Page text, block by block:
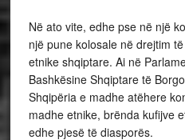
Në ato vite, edhe pse në një
një pune kolosale në drejtim
etnike shqiptare. Ai në
Bashkësine Shqiptare të
Shqipëria e madhe atëhere
madhe etnike, brënda kufijve
edhe pjesë të diasporës.